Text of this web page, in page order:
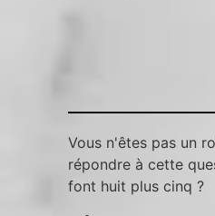
Vous n'êtes pas un
répondre à cette
font huit plus cinq ?